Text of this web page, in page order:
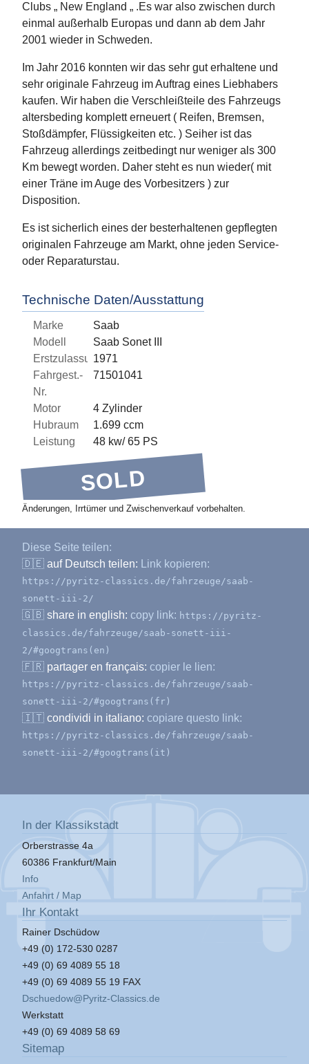
Clubs „ New England „ .Es war also zwischen durch
einmal außerhalb Europas und dann ab dem Jahr
2001 wieder in Schweden.
Im Jahr 2016 konnten wir das sehr gut erhaltene und
sehr originale Fahrzeug im Auftrag eines Liebhabers
kaufen. Wir haben die Verschleißteile des Fahrzeugs
altersbeding komplett erneuert ( Reifen, Bremsen,
Stoßdämpfer, Flüssigkeiten etc. ) Seiher ist das
Fahrzeug allerdings zeitbedingt nur weniger als 300
Km bewegt worden. Daher steht es nun wieder( mit
einer Träne im Auge des Vorbesitzers ) zur
Disposition.
Es ist sicherlich eines der besterhaltenen gepflegten
originalen Fahrzeuge am Markt, ohne jeden Service-
oder Reparaturstau.
Technische Daten/Ausstattung
Marke
Saab
Modell
Saab Sonet III
Erstzulassung1971
Fahrgest.-
Nr.
71501041
Motor
4 Zylinder
Hubraum
1.699 ccm
Leistung
48 kw/ 65 PS
SOLD
Änderungen, Irrtümer und Zwischenverkauf vorbehalten.
Diese Seite teilen:
🇩🇪 auf Deutsch teilen: Link kopieren:
https://pyritz-classics.de/fahrzeuge/saab-
sonett-iii-2/
🇬🇧 share in english: copy link: https://pyritz-
classics.de/fahrzeuge/saab-sonett-iii-
2/#googtrans(en)
🇫🇷 partager en français: copier le lien:
https://pyritz-classics.de/fahrzeuge/saab-
sonett-iii-2/#googtrans(fr)
🇮🇹 condividi in italiano: copiare questo link:
https://pyritz-classics.de/fahrzeuge/saab-
sonett-iii-2/#googtrans(it)
In der Klassikstadt
Orberstrasse 4a
60386 Frankfurt/Main
Info
Anfahrt / Map
Ihr Kontakt
Rainer Dschüdow
+49 (0) 172-530 0287
+49 (0) 69 4089 55 18
+49 (0) 69 4089 55 19 FAX
Dschuedow@Pyritz-Classics.de
Werkstatt
+49 (0) 69 4089 58 69
Sitemap